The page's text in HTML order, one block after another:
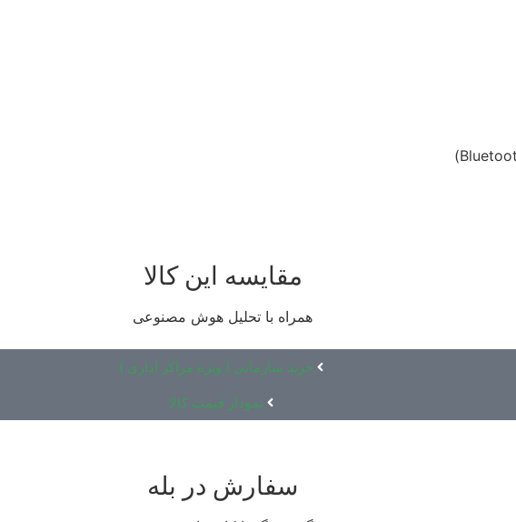
مقایسه این کالا
همراه با تحلیل هوش مصنوعی
خرید سازمانی ( ویژه مراکز اداری )
نمودار قیمت کالا
سفارش در بله